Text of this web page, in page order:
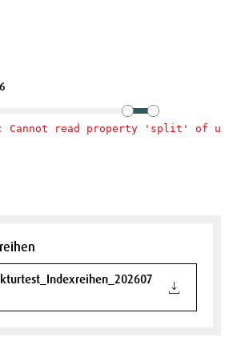
Cannot read property 'split' of u